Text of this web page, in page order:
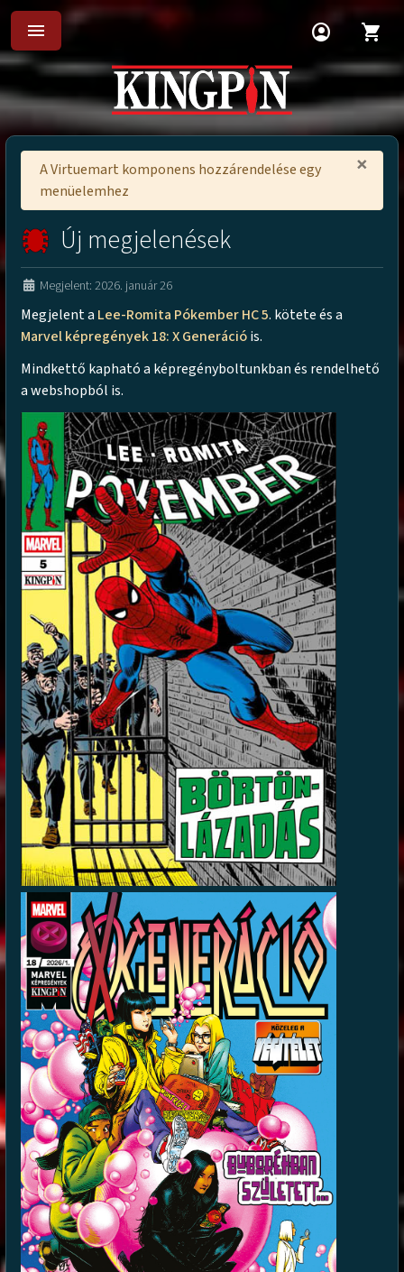
menu account_circle shopping_cart
×
A Virtuemart komponens hozzárendelése egy
menüelemhez
Új megjelenések
Megjelent: 2026. január 26
Megjelent a Lee-Romita Pókember HC 5. kötete és a
Marvel képregények 18: X Generációis.
Mindkettő kapható a képregényboltunkban és rendelhető
a webshopból is.